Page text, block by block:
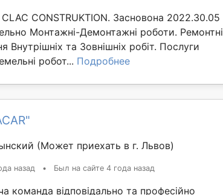
CONSTRUKTION. Засновона 2022.30.05
Монтажні-Демонтажні роботи. Ремонтні
Внутрішніх та Зовнішніх робіт. Послуги
робот... Подробнее
(Может приехать в г. Львов)
назад • Был на сайте 4 года назад
команда відповідально та професійно